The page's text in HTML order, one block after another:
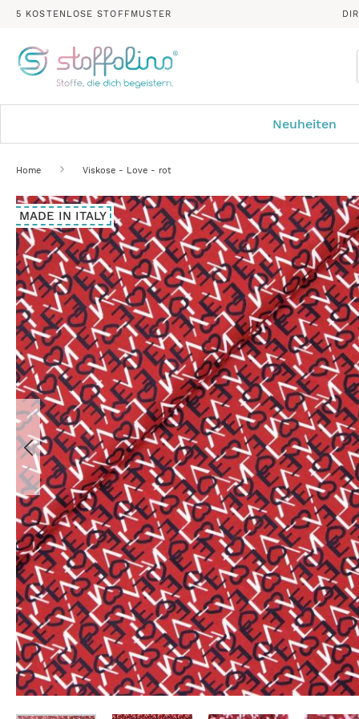
5 KOSTENLOSE STOFFMUSTER
Neuheiten
Home Viskose - Love - rot
Zum
Ende
der
Bildergalerie
springen
MADE IN ITALY